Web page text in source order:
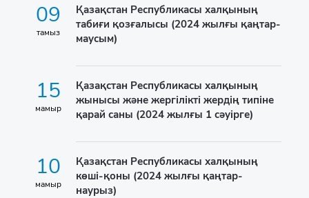
09
тамыз
Қазақстан Республикасы халқының
табиғи қозғалысы (2024 жылғы қаңтар-
маусым)
15
мамыр
Қазақстан Республикасы халқының
жынысы және жергілікті жердің типіне
қарай саны (2024 жылғы 1 сәуірге)
10
мамыр
Қазақстан Республикасы халқының
көші-қоны (2024 жылғы қаңтар-
наурыз)